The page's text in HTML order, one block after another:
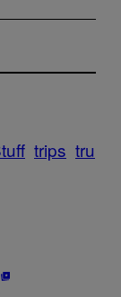
trips tru